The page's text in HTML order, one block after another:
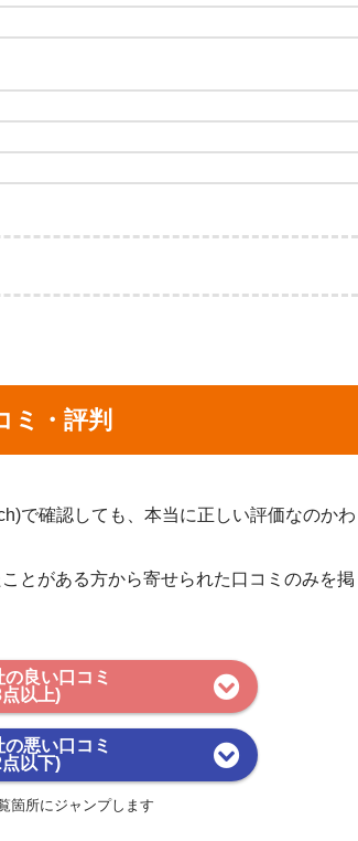
ミ・評判
で確認しても、本当に正しい評価なのかわ
とがある方から寄せられた口コミのみを掲
良い口コミ
以上)
悪い口コミ
以下)
箇所にジャンプします